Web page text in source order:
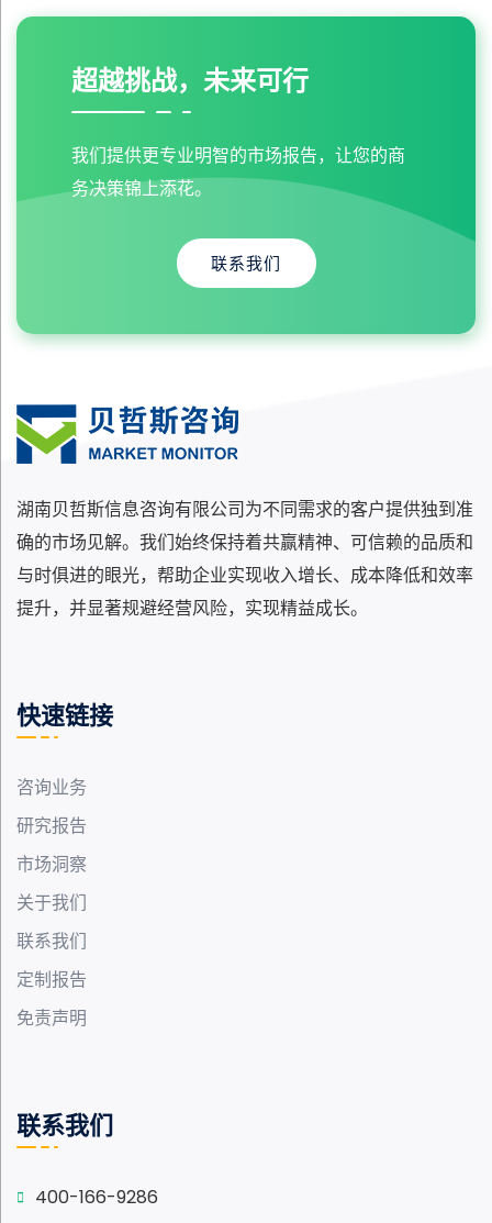
超越挑战，未来可行
我们提供更专业明智的市场报告，让您的商
务决策锦上添花。
联系我们
湖南贝哲斯信息咨询有限公司为不同需求的客户提供独到准
确的市场见解。我们始终保持着共赢精神、可信赖的品质和
与时俱进的眼光，帮助企业实现收入增长、成本降低和效率
提升，并显著规避经营风险，实现精益成长。
快速链接
咨询业务
研究报告
市场洞察
关于我们
联系我们
定制报告
免责声明
联系我们
400-166-9286